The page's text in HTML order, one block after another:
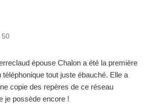
50
épouse Chalon a été la première
tout juste ébauché. Elle a
copie des repères de ce réseau
je possède encore !